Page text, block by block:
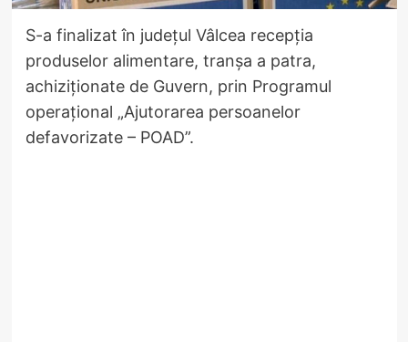
S-a finalizat în județul Vâlcea recepția
produselor alimentare, tranşa a patra,
achiziționate de Guvern, prin Programul
operaţional „Ajutorarea persoanelor
defavorizate – POAD”.